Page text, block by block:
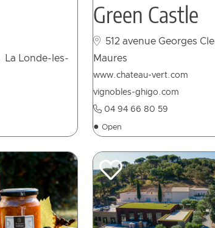
La Londe-les-
Green Castle
512 avenue Georges
Maures
www.chateau-vert.com
vignobles-ghigo.com
04 94 66 80 59
● Open